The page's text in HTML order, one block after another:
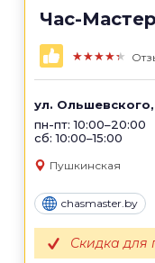
Час-Мастер
★★★★★
ул.
пн-пт: 10:00–20:00
сб: 10:00–15:00
Пушкинская
chasmaster.by
Скидка для